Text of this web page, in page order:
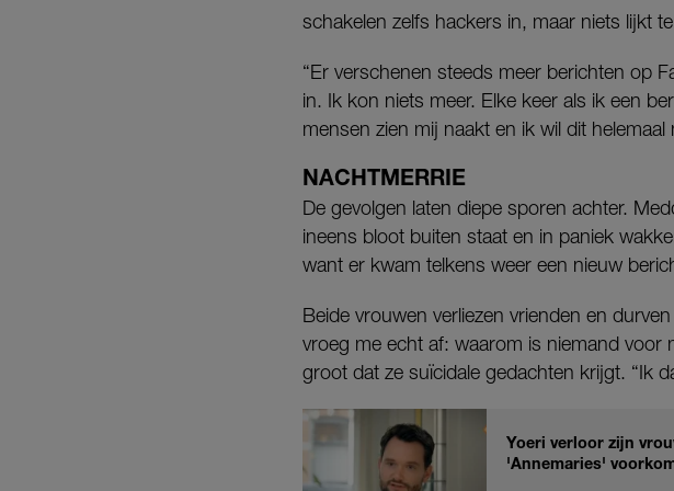
schakelen zelfs hackers in, maar niets lijkt
“Er verschenen steeds meer berichten op
in. Ik kon niets meer. Elke keer als ik een
mensen zien mij naakt en ik wil dit helemaal
NACHTMERRIE
De gevolgen laten diepe sporen achter.
ineens bloot buiten staat en in paniek
want er kwam telkens weer een nieuw
Beide vrouwen verliezen vrienden en
vroeg me echt af: waarom is niemand voor
groot dat ze suïcidale gedachten krijgt. “Ik
Yoeri verloor zijn
'Annemaries'